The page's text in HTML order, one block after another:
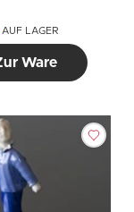
AUF LAGER
Ware